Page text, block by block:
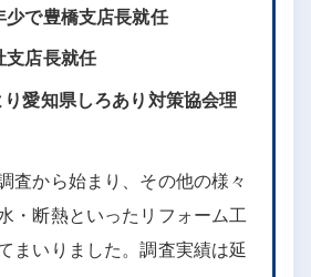
で豊橋支店長就任
店長就任
愛知県しろあり対策協会理
査から始まり、その他の様々
・断熱といったリフォーム工
まいりました。調査実績は延